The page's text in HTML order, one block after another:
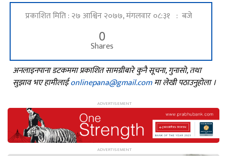
प्रकाशित मिति : २७ आश्विन २०७७, मंगलवार ०८:३१ : बजे
0
Shares
अनलाइनपाना डटकममा प्रकाशित सामग्रीबारे कुनै सूचना, गुनासो, तथा
सुझाव भए हामीलाईonlinepana@gmail.comमा लेखी पठाउनुहोला ।